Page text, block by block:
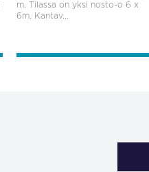
m. Tilassa on yksi nosto-o 6 x
6m. Kantav...